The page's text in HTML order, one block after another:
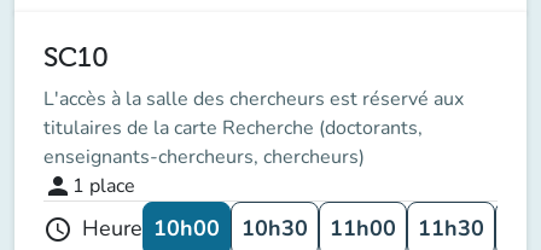
SC10
L'accès à la salle des chercheurs est réservé aux
titulaires de la carte Recherche (doctorants,
enseignants-chercheurs, chercheurs)
person 1 place
schedule Heure 10h00 10h30 11h00 11h30